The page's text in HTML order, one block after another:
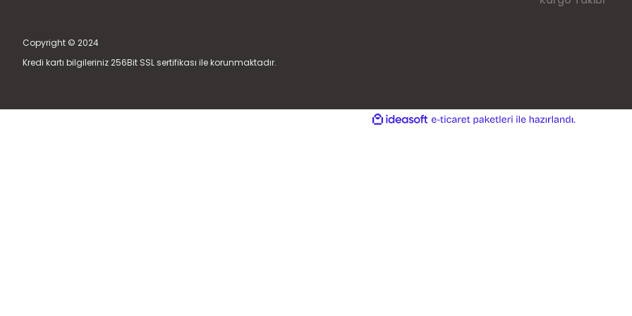
Copyright © 2024
Kredi kartı bilgileriniz 256Bit SSL sertifikası ile korunmaktadır.
ideasoft
e-